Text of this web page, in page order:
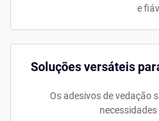
e
Soluções versáteis
Os adesivos de vedação